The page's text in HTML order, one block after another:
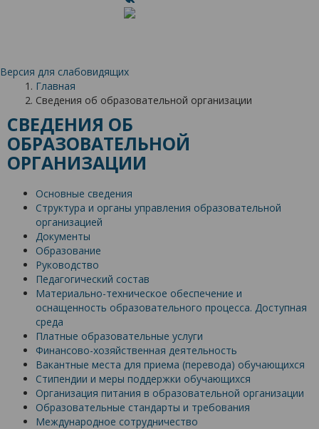
Версия для слабовидящих
Главная
Сведения об образовательной организации
СВЕДЕНИЯ ОБ
ОБРАЗОВАТЕЛЬНОЙ
ОРГАНИЗАЦИИ
Основные сведения
Структура и органы управления образовательной
организацией
Документы
Образование
Руководство
Педагогический состав
Материально-техническое обеспечение и
оснащенность образовательного процесса. Доступная
среда
Платные образовательные услуги
Финансово-хозяйственная деятельность
Вакантные места для приема (перевода) обучающихся
Стипендии и меры поддержки обучающихся
Организация питания в образовательной организации
Образовательные стандарты и требования
Международное сотрудничество